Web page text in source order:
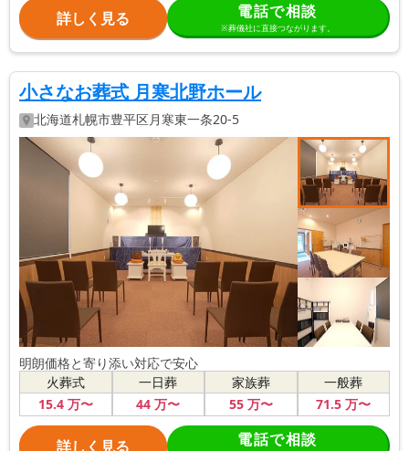
詳しく見る 電話で相談
※葬儀社に直接つながります。
小さなお葬式 月寒北野ホール
北海道札幌市豊平区月寒東一条20-5
明朗価格と寄り添い対応で安心
火葬式
15.4万〜
一日葬
44 万〜
家族葬
55万〜
一般葬
71.5 万〜
詳しく見る 電話で相談